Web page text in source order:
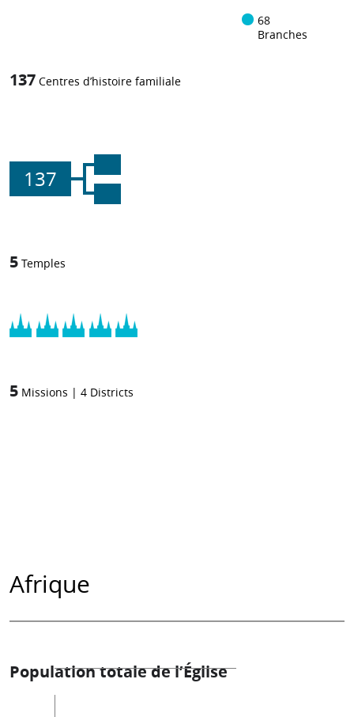
68
Branches
137 Centres d’histoire familiale
137
5 Temples
5 Missions | 4 Districts
Afrique
Population totale de l’Église